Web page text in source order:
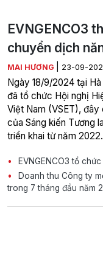
EVNGENCO3
chuyển dịch
MAI HƯƠNG 23-09-
Ngày 18/9/2024 tại
đã tổ chức Hội nghị
Việt Nam (VSET),
của Sáng kiến Tương
triển khai từ năm 2022.
EVNGENCO3 tổ
Doanh thu Công ty
trong 7 tháng đầu năm